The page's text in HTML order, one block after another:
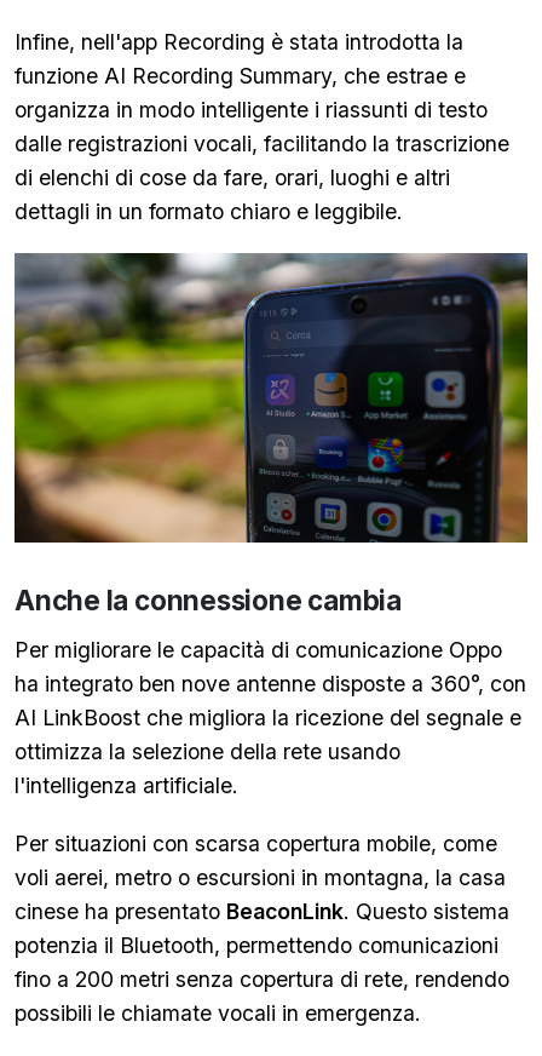
Infine, nell'app Recording è stata introdotta la
funzione AI Recording Summary, che estrae e
organizza in modo intelligente i riassunti di testo
dalle registrazioni vocali, facilitando la trascrizione
di elenchi di cose da fare, orari, luoghi e altri
dettagli in un formato chiaro e leggibile.
Anche la connessione cambia
Per migliorare le capacità di comunicazione Oppo
ha integrato ben nove antenne disposte a 360°, con
AI LinkBoost che migliora la ricezione del segnale e
ottimizza la selezione della rete usando
l'intelligenza artificiale.
Per situazioni con scarsa copertura mobile, come
voli aerei, metro o escursioni in montagna, la casa
cinese ha presentato BeaconLink. Questo sistema
potenzia il Bluetooth, permettendo comunicazioni
fino a 200 metri senza copertura di rete, rendendo
possibili le chiamate vocali in emergenza.